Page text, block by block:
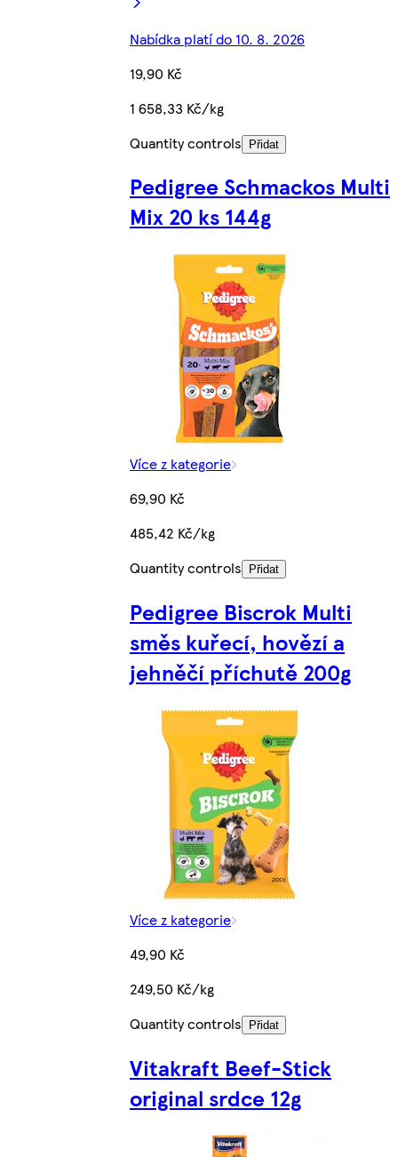
Nabídka platí do 10. 8. 2026
19,90 Kč
1 658,33 Kč/kg
Quantity controls
Přidat
Pedigree Schmackos Multi
Mix 20 ks 144g
Více z kategorie
69,90 Kč
485,42 Kč/kg
Quantity controls
Přidat
Pedigree Biscrok Multi
směs kuřecí, hovězí a
jehněčí příchutě 200g
Více z kategorie
49,90 Kč
249,50 Kč/kg
Quantity controls
Přidat
Vitakraft Beef-Stick
original srdce 12g